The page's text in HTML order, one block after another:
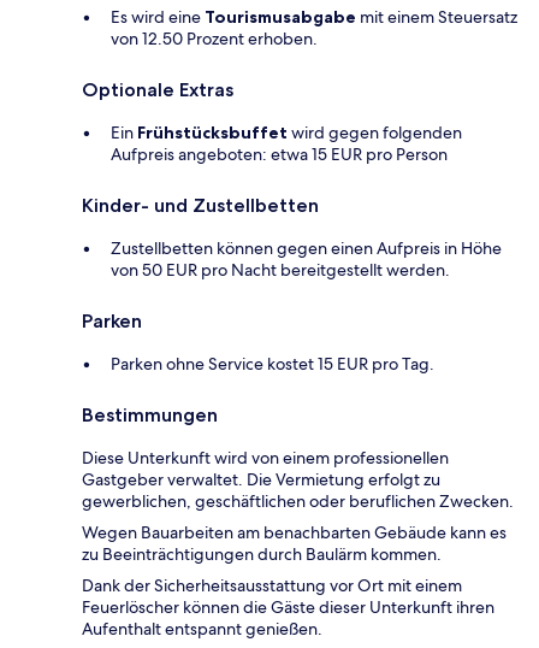
Es wird eine Tourismusabgabe mit einem Steuersatz
von 12.50 Prozent erhoben.
Optionale Extras
Ein Frühstücksbuffet wird gegen folgenden
Aufpreis angeboten: etwa 15 EUR pro Person
Kinder- und Zustellbetten
Zustellbetten können gegen einen Aufpreis in Höhe
von 50 EUR pro Nacht bereitgestellt werden.
Parken
Parken ohne Service kostet 15 EUR pro Tag.
Bestimmungen
Diese Unterkunft wird von einem professionellen
Gastgeber verwaltet. Die Vermietung erfolgt zu
gewerblichen, geschäftlichen oder beruflichen Zwecken.
Wegen Bauarbeiten am benachbarten Gebäude kann es
zu Beeinträchtigungen durch Baulärm kommen.
Dank der Sicherheitsausstattung vor Ort mit einem
Feuerlöscher können die Gäste dieser Unterkunft ihren
Aufenthalt entspannt genießen.